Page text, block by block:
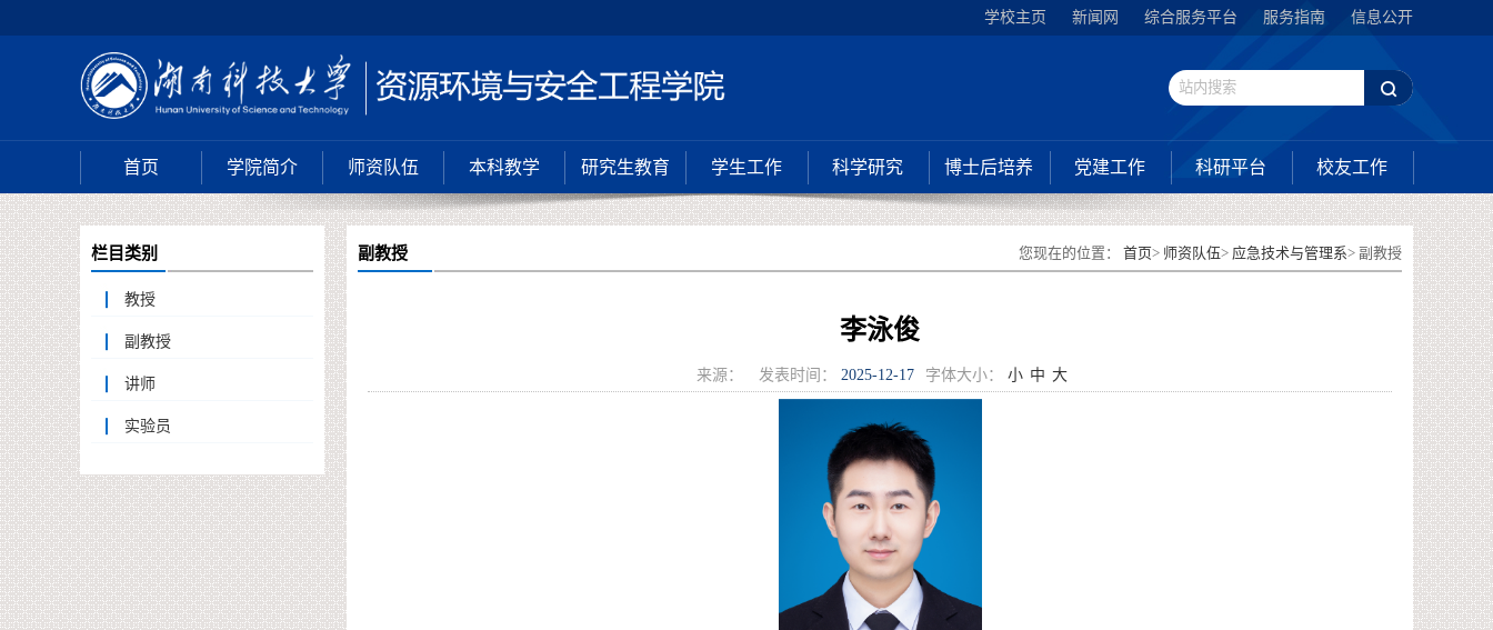
学校主页 新闻网 综合服务平台 服务指南 信息公开
首页 学院简介 师资队伍 本科教学 研究生教育 学生工作 科学研究 博士后培养 党建工作 科研平台 校友工作
栏目类别
教授
副教授
讲师
实验员
副教授 您现在的位置： 首页> 师资队伍> 应急技术与管理系> 副教授
李泳俊
来源： 发表时间： 2025-12-17 字体大小： 小 中 大